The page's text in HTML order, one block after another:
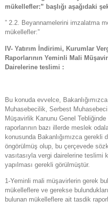
mükellefler:” başlığı aşağıdaki
” 2.2. Beyannamelerini imzalatma
mükellefler:”
IV- Yatırım İndirimi, Kurumlar
Raporlarının Yeminli Mali
Dairelerine teslimi :
Bu konuda evvelce,
Muhasebecilik, Serbest
Müşavirlik Kanunu Genel
raporlarının bazı illerde meslek
konusunda Bakanlığımızca gerekli
öngörülmüş olup, bu çerçevede
vasıtasıyla vergi dairelerine teslimi
yapılması gerekli görülmüştür.
1-Yeminli mali müşavirlerin gerek
mükelleflere ve gerekse
bulunan mükelleflere ait tasdik